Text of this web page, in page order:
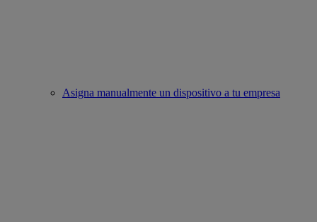
Asigna manualmente un dispositivo a tu empresa